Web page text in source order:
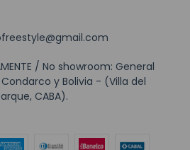
/ No showroom: General
y Bolivia - (Villa del
CABA).